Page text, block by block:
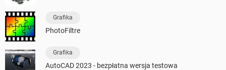
Grafika
PhotoFiltre
Grafika
AutoCAD 2023 - bezpłatna wersja testowa